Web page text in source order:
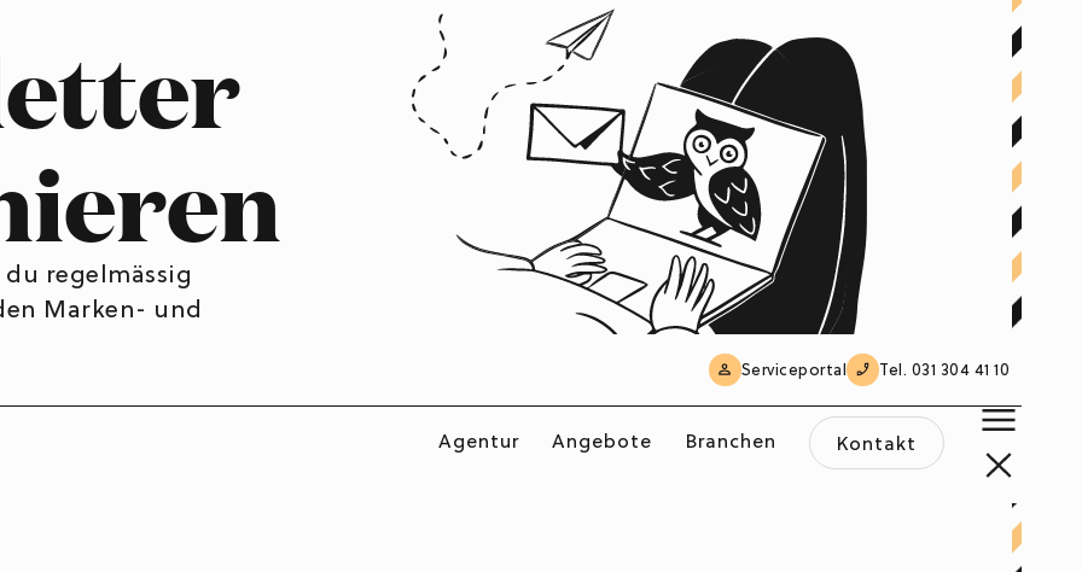
Serviceportal Tel. 031 304 41 10
Agentur Angebote Branchen Kontakt
regelmässig
Marken- und